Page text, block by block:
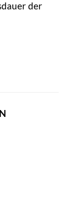
der